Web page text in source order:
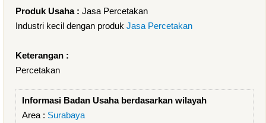
Produk Usaha : Jasa Percetakan
Industri kecil dengan produk Jasa Percetakan
Keterangan :
Percetakan
Informasi Badan Usaha berdasarkan wilayah
Area : Surabaya